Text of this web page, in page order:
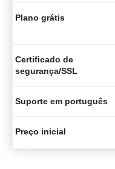
Plano grátis
Certificado de
segurança/SSL
Suporte em português
Preço inicial